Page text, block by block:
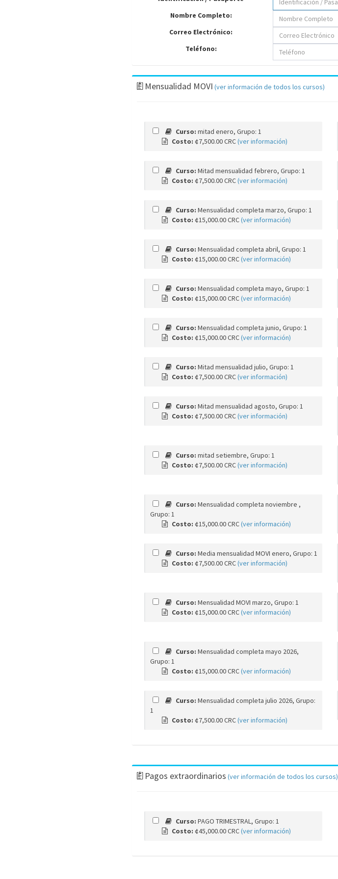
Nombre Completo:
Correo Electrónico:
Teléfono:
Mensualidad MOVI (ver información de todos los cursos)
Curso: mitad enero, Grupo: 1
Costo: ¢7,500.00 CRC(ver información)
Curso: Mitad mensualidad febrero, Grupo: 1
Costo: ¢7,500.00 CRC(ver información)
Curso: Mensualidad completa marzo, Grupo: 1
Costo: ¢15,000.00 CRC(ver información)
Curso: Mensualidad completa abril, Grupo: 1
Costo: ¢15,000.00 CRC(ver información)
Curso: Mensualidad completa mayo, Grupo: 1
Costo: ¢15,000.00 CRC(ver información)
Curso: Mensualidad completa junio, Grupo: 1
Costo: ¢15,000.00 CRC(ver información)
Curso: Mitad mensualidad julio, Grupo: 1
Costo: ¢7,500.00 CRC(ver información)
Curso: Mitad mensualidad agosto, Grupo: 1
Costo: ¢7,500.00 CRC(ver información)
Curso: mitad setiembre, Grupo: 1
Costo: ¢7,500.00 CRC(ver información)
Curso: Mensualidad completa noviembre ,
Grupo: 1
Costo: ¢15,000.00 CRC(ver información)
Curso: Media mensualidad MOVI enero, Grupo: 1
Costo: ¢7,500.00 CRC(ver información)
Curso: Mensualidad MOVI marzo, Grupo: 1
Costo: ¢15,000.00 CRC(ver información)
Curso: Mensualidad completa mayo 2026,
Grupo: 1
Costo: ¢15,000.00 CRC(ver información)
Curso: Mensualidad completa julio 2026, Grupo:
1
Costo: ¢7,500.00 CRC(ver información)
Pagos extraordinarios (ver información de todos los cursos)
Curso: PAGO TRIMESTRAL, Grupo: 1
Costo: ¢45,000.00 CRC(ver información)